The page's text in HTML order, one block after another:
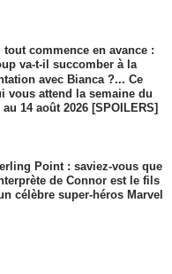
tout commence en avance :
va-t-il succomber à la
avec Bianca ?... Ce
vous attend la semaine du
au 14 août 2026 [SPOILERS]
Point : saviez-vous que
de Connor est le fils
célèbre super-héros Marvel